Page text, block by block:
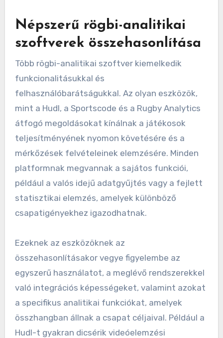
Népszerű rögbi-analitikai
szoftverek összehasonlítása
Több rögbi-analitikai szoftver kiemelkedik
funkcionalitásukkal és
felhasználóbarátságukkal. Az olyan eszközök,
mint a Hudl, a Sportscode és a Rugby Analytics
átfogó megoldásokat kínálnak a játékosok
teljesítményének nyomon követésére és a
mérkőzések felvételeinek elemzésére. Minden
platformnak megvannak a sajátos funkciói,
például a valós idejű adatgyűjtés vagy a fejlett
statisztikai elemzés, amelyek különböző
csapatigényekhez igazodhatnak.
Ezeknek az eszközöknek az
összehasonlításakor vegye figyelembe az
egyszerű használatot, a meglévő rendszerekkel
való integrációs képességeket, valamint azokat
a specifikus analitikai funkciókat, amelyek
összhangban állnak a csapat céljaival. Például a
Hudl-t gyakran dicsérik videóelemzési